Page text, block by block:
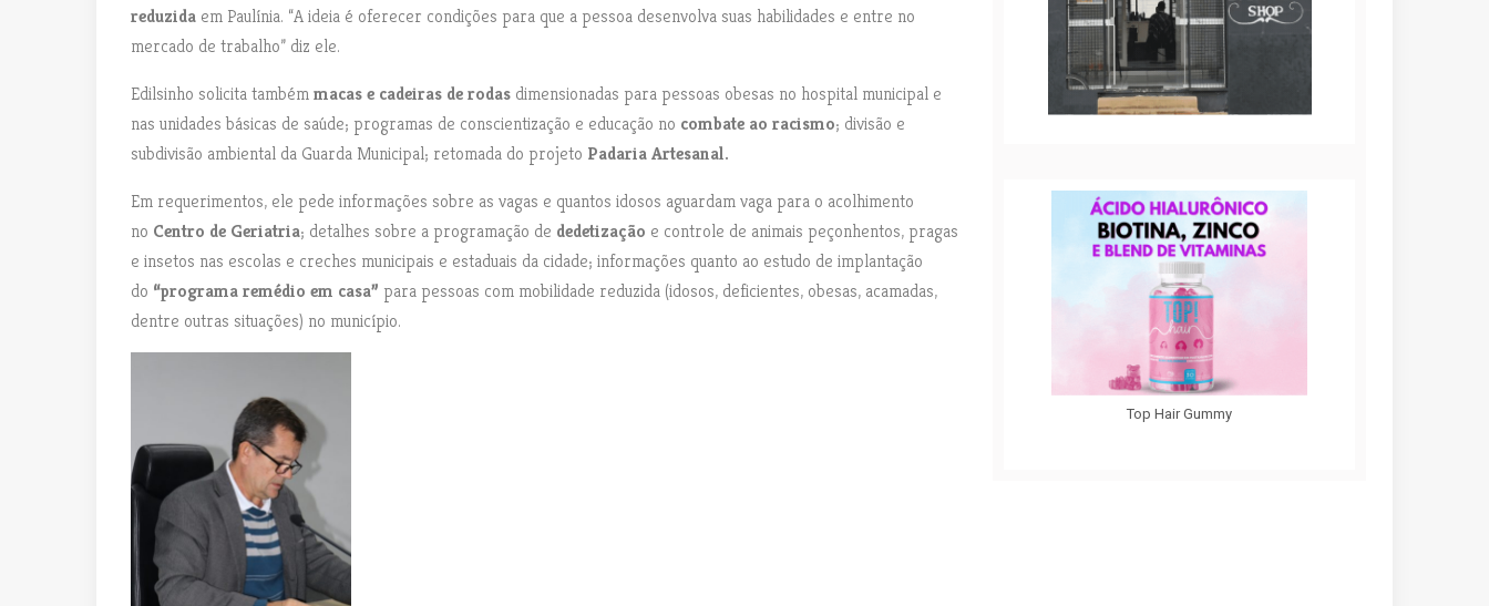
reduzida em Paulínia. “A ideia é oferecer condições para que a pessoa desenvolva suas habilidades e entre no
mercado de trabalho” diz ele.
Edilsinho solicita tambémmacas e cadeiras de rodas dimensionadas para pessoas obesas no hospital municipal e
nas unidades básicas de saúde; programas de conscientização e educação no combate ao racismo; divisão e
subdivisão ambiental da Guarda Municipal; retomada do projeto Padaria Artesanal.
Em requerimentos, ele pede informações sobre as vagas e quantos idosos aguardam vaga para o acolhimento
no Centro de Geriatria; detalhes sobre a programação de dedetização e controle de animais peçonhentos, pragas
e insetos nas escolas e creches municipais e estaduais da cidade; informações quanto ao estudo de implantação
do “programa remédio em casa” para pessoas com mobilidade reduzida (idosos, deficientes, obesas, acamadas,
dentre outras situações) no município.
Top Hair Gummy